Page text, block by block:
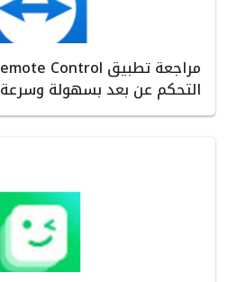
التحكم عن بعد بسهولة وسرعة